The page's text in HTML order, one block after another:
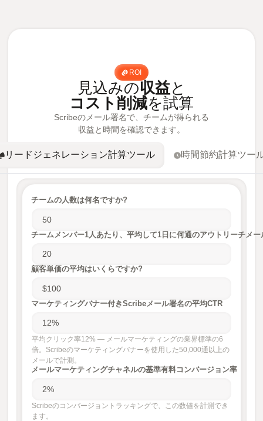
ROI
見込みの収益と
コスト削減を試算
Scribeのメール署名で、チームが得られる
収益と時間を確認できます。
リードジェネレーション計算ツール 時間節約計算ツー
チームの人数は何名ですか?
チームメンバー1人あたり、平均して1日に何通のアウトリーチメ
顧客単価の平均はいくらですか?
マーケティングバナー付きScribeメール署名の平均CTR
平均クリック率12% — メールマーケティングの業界標準の6
倍。Scribeのマーケティングバナーを使用した50,000通以上の
メールで計測。
メールマーケティングチャネルの基準有料コンバージョン率
Scribeのコンバージョントラッキングで、この数値を計測でき
ます。